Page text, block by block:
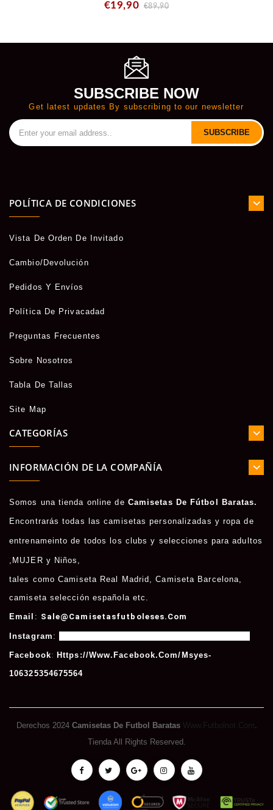
€19,90 €89,90
SUBSCRIBE NOW
Get latest updates By subscribing to our newsletter
SUBSCRIBE
POLÍTICA DE CONDICIONES
Vista De Orden De Invitado
Cambio/Devolución
Pedidos Y Envíos
Política De Privacadad
Preguntas Frecuentes
Sobre Nosotros
Tabla De Tallas
Site Map
CATEGORÍAS
INFORMACIÓN DE LA COMPAÑÍA
Somos una tienda online de Camisetas De Fútbol Baratas.
Encontrarás todas las camisetas personalizadas y ropa de
entrenameinto de todos los clubs y selecciones para adultos
, MUJER y Niños ,
tales comoCamiseta Real Madrid ,Camiseta Barcelona,
camiseta selección española etc.
Email : Sale@camisetasfutboleses.com
Instagram :
Facebook: Https://www.facebook.com/msyes-
106325354675564
Derechos 2024 Camisetas De Futbol Baratas Www.futbolnot.com.
Tienda All Rights Reserved.